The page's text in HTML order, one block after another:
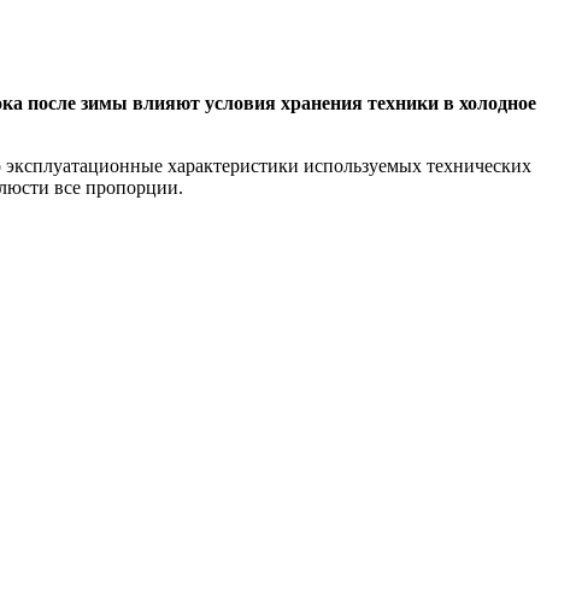
после зимы влияют условия хранения техники в холодное
характеристики используемых технических
все пропорции.